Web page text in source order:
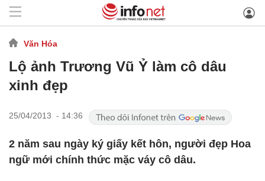
Văn Hóa
Lộ ảnh Trương Vũ Ỷ làm cô dâu
xinh đẹp
25/04/2013 - 14:36
2 năm sau ngày ký giấy kết hôn, người đẹp Hoa
ngữ mới chính thức mặc váy cô dâu.